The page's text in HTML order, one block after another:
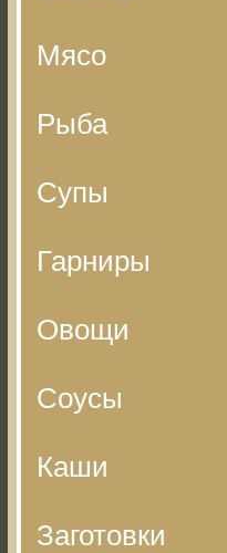
Мясо
Рыба
Супы
Гарниры
Овощи
Соусы
Каши
Заготовки